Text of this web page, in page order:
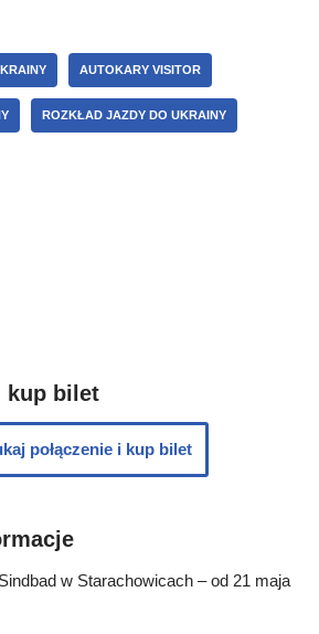
AUTOKARY VISITOR
ROZKŁAD JAZDY DO UKRAINY
kup bilet
połączenie i kup bilet
w Starachowicach – od 21 maja